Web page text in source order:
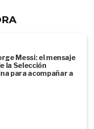
Messi: el mensaje
la Selección
para acompañar a